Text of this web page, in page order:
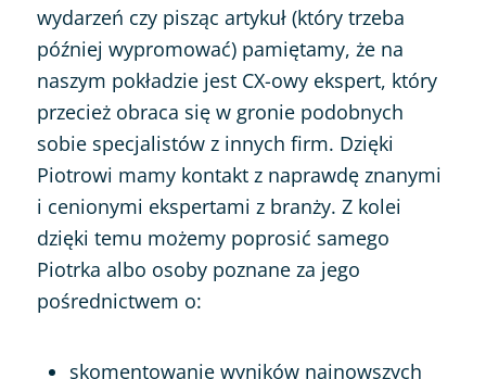
wydarzeń czy pisząc artykuł (który trzeba
później wypromować) pamiętamy, że na
naszym pokładzie jest CX-owy ekspert, który
przecież obraca się w gronie podobnych
sobie specjalistów z innych firm. Dzięki
Piotrowi mamy kontakt z naprawdę znanymi
i cenionymi ekspertami z branży. Z kolei
dzięki temu możemy poprosić samego
Piotrka albo osoby poznane za jego
pośrednictwem o:
skomentowanie wyników najnowszych